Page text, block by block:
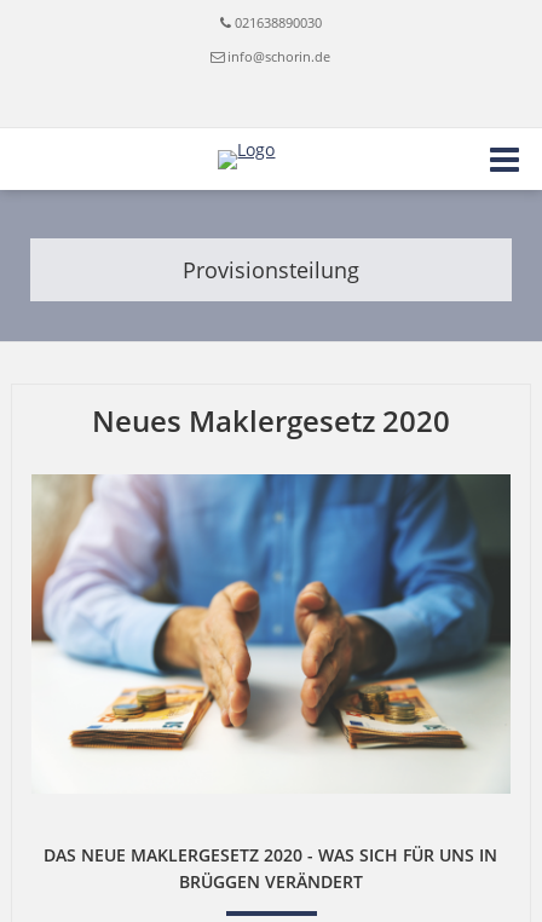
021638890030
info@schorin.de
Provisionsteilung
Neues Maklergesetz 2020
DAS NEUE MAKLERGESETZ 2020 - WAS SICH FÜR UNS IN
BRÜGGEN VERÄNDERT